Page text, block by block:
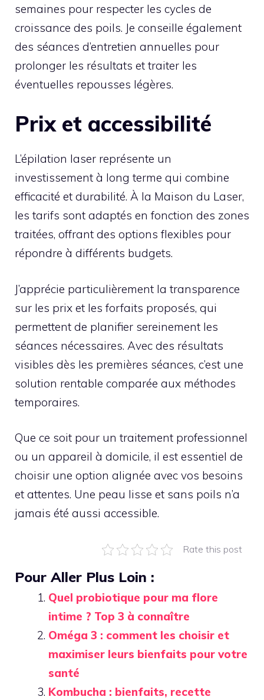
semaines pour respecter les cycles de
croissance des poils. Je conseille également
des séances d’entretien annuelles pour
prolonger les résultats et traiter les
éventuelles repousses légères.
Prix et accessibilité
L’épilation laser représente un
investissement à long terme qui combine
efficacité et durabilité. À la Maison du Laser,
les tarifs sont adaptés en fonction des zones
traitées, offrant des options flexibles pour
répondre à différents budgets.
J’apprécie particulièrement la transparence
sur les prix et les forfaits proposés, qui
permettent de planifier sereinement les
séances nécessaires. Avec des résultats
visibles dès les premières séances, c’est une
solution rentable comparée aux méthodes
temporaires.
Que ce soit pour un traitement professionnel
ou un appareil à domicile, il est essentiel de
choisir une option alignée avec vos besoins
et attentes. Une peau lisse et sans poils n’a
jamais été aussi accessible.
Rate this post
Pour Aller Plus Loin :
Quel probiotique pour ma flore
intime ? Top 3 à connaître
Oméga 3 : comment les choisir et
maximiser leurs bienfaits pour votre
santé
Kombucha : bienfaits, recette